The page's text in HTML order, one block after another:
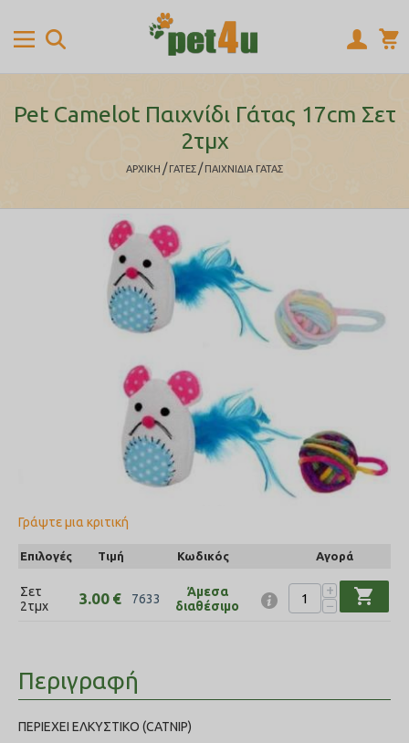
Pet Camelot Παιχνίδι Γάτας 17cm Σετ
2τμχ
ΑΡΧΙΚΉ / ΓΑΤΕΣ / ΠΑΙΧΝΙΔΙΑ ΓΑΤΑΣ
Γράψτε μια κριτική
Επιλογές Τιμή Κωδικός Αγορά
Σετ
2τμχ
3.00 € 7633
Άμεσα
διαθέσιμο
+
−
shopping_cart
Περιγραφή
ΠΕΡΙΕΧΕΙ ΕΛΚΥΣΤΙΚΟ (CATNIP)